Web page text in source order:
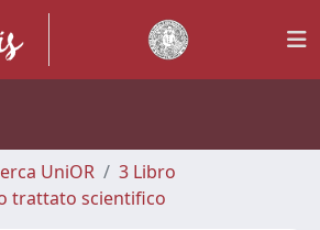
UniOR
3 Libro
trattato scientifico